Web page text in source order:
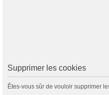
Supprimer les cookies
Êtes-vous sûr de vouloir supprimer